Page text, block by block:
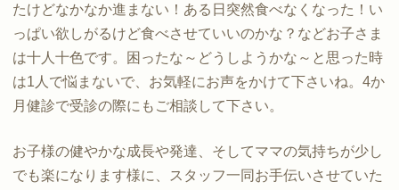
たけどなかなか進まない！ある日突然食べなくなった！い
っぱい欲しがるけど食べさせていいのかな？などお子さま
は十人十色です。困ったな～どうしようかな～と思った時
は1人で悩まないで、お気軽にお声をかけて下さいね。4か
月健診で受診の際にもご相談して下さい。
お子様の健やかな成長や発達、そしてママの気持ちが少し
でも楽になります様に、スタッフ一同お手伝いさせていた